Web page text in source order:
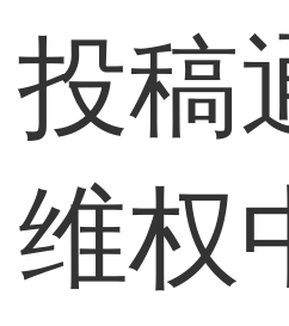
投稿
维权